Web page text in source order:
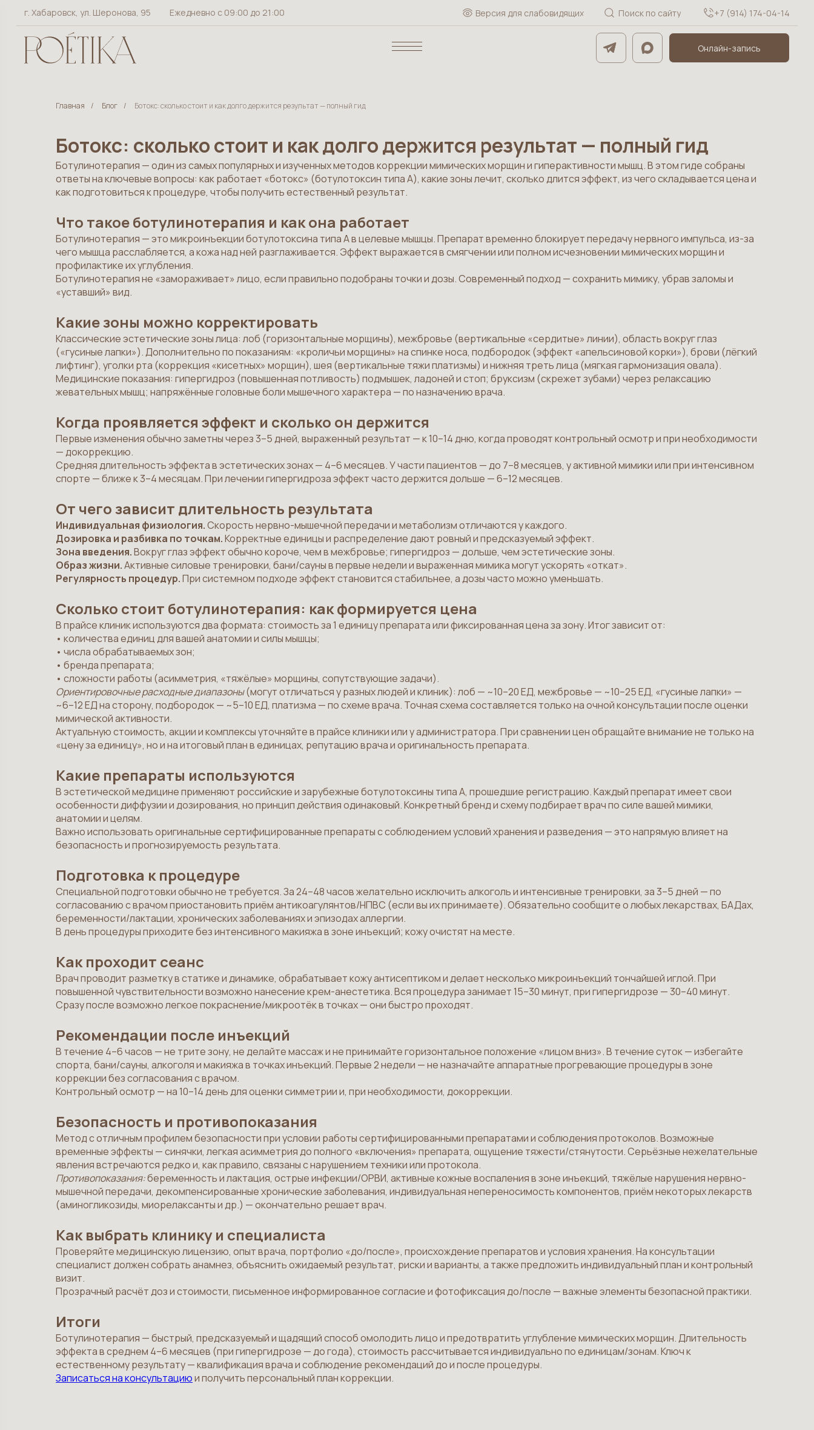
г. Хабаровск, ул. Шеронова, 95 Ежедневно с 09:00 до 21:00 +7 (914) 174-04-14
Поиск по сайту
Версия для слабовидящих
Онлайн-запись
Главная / Блог / Ботокс: сколько стоит и как долго держится результат — полный гид
Ботокс: сколько стоит и как долго держится результат — полный гид
Ботулинотерапия — один из самых популярных и изученных методов коррекции мимических морщин и гиперактивности мышц. В этом гиде собраны
ответы на ключевые вопросы: как работает «ботокс» (ботулотоксин типа А), какие зоны лечит, сколько длится эффект, из чего складывается цена и
как подготовиться к процедуре, чтобы получить естественный результат.
Что такое ботулинотерапия и как она работает
Ботулинотерапия — это микроинъекции ботулотоксина типа А в целевые мышцы. Препарат временно блокирует передачу нервного импульса, из-за
чего мышца расслабляется, а кожа над ней разглаживается. Эффект выражается в смягчении или полном исчезновении мимических морщин и
профилактике их углубления.
Ботулинотерапия не «замораживает» лицо, если правильно подобраны точки и дозы. Современный подход — сохранить мимику, убрав заломы и
«уставший» вид.
Какие зоны можно корректировать
Классические эстетические зоны лица: лоб (горизонтальные морщины), межбровье (вертикальные «сердитые» линии), область вокруг глаз
(«гусиные лапки»). Дополнительно по показаниям: «кроличьи морщины» на спинке носа, подбородок (эффект «апельсиновой корки»), брови (лёгкий
лифтинг), уголки рта (коррекция «кисетных» морщин), шея (вертикальные тяжи платизмы) и нижняя треть лица (мягкая гармонизация овала).
Медицинские показания: гипергидроз (повышенная потливость) подмышек, ладоней и стоп; бруксизм (скрежет зубами) через релаксацию
жевательных мышц; напряжённые головные боли мышечного характера — по назначению врача.
Когда проявляется эффект и сколько он держится
Первые изменения обычно заметны через 3–5 дней, выраженный результат — к 10–14 дню, когда проводят контрольный осмотр и при необходимости
— докоррекцию.
Средняя длительность эффекта в эстетических зонах — 4–6 месяцев. У части пациентов — до 7–8 месяцев, у активной мимики или при интенсивном
спорте — ближе к 3–4 месяцам. При лечении гипергидроза эффект часто держится дольше — 6–12 месяцев.
От чего зависит длительность результата
Индивидуальная физиология.Скорость нервно-мышечной передачи и метаболизм отличаются у каждого.
Дозировка и разбивка по точкам.Корректные единицы и распределение дают ровный и предсказуемый эффект.
Зона введения.Вокруг глаз эффект обычно короче, чем в межбровье; гипергидроз — дольше, чем эстетические зоны.
Образ жизни.Активные силовые тренировки, бани/сауны в первые недели и выраженная мимика могут ускорять «откат».
Регулярность процедур.При системном подходе эффект становится стабильнее, а дозы часто можно уменьшать.
Сколько стоит ботулинотерапия: как формируется цена
В прайсе клиник используются два формата: стоимость за 1 единицу препарата или фиксированная цена за зону. Итог зависит от:
• количества единиц для вашей анатомии и силы мышцы;
• числа обрабатываемых зон;
• бренда препарата;
• сложности работы (асимметрия, «тяжёлые» морщины, сопутствующие задачи).
Ориентировочные расходные диапазоны(могут отличаться у разных людей и клиник): лоб — ~10–20 ЕД, межбровье — ~10–25 ЕД, «гусиные лапки» —
~6–12 ЕД на сторону, подбородок — ~5–10 ЕД, платизма — по схеме врача. Точная схема составляется только на очной консультации после оценки
мимической активности.
Актуальную стоимость, акции и комплексы уточняйте в прайсе клиники или у администратора. При сравнении цен обращайте внимание не только на
«цену за единицу», но и на итоговый план в единицах, репутацию врача и оригинальность препарата.
Какие препараты используются
В эстетической медицине применяют российские и зарубежные ботулотоксины типа А, прошедшие регистрацию. Каждый препарат имеет свои
особенности диффузии и дозирования, но принцип действия одинаковый. Конкретный бренд и схему подбирает врач по силе вашей мимики,
анатомии и целям.
Важно использовать оригинальные сертифицированные препараты с соблюдением условий хранения и разведения — это напрямую влияет на
безопасность и прогнозируемость результата.
Подготовка к процедуре
Специальной подготовки обычно не требуется. За 24–48 часов желательно исключить алкоголь и интенсивные тренировки, за 3–5 дней — по
согласованию с врачом приостановить приём антикоагулянтов/НПВС (если вы их принимаете). Обязательно сообщите о любых лекарствах, БАДах,
беременности/лактации, хронических заболеваниях и эпизодах аллергии.
В день процедуры приходите без интенсивного макияжа в зоне инъекций; кожу очистят на месте.
Как проходит сеанс
Врач проводит разметку в статике и динамике, обрабатывает кожу антисептиком и делает несколько микроинъекций тончайшей иглой. При
повышенной чувствительности возможно нанесение крем-анестетика. Вся процедура занимает 15–30 минут, при гипергидрозе — 30–40 минут.
Сразу после возможно легкое покраснение/микроотёк в точках — они быстро проходят.
Рекомендации после инъекций
В течение 4–6 часов — не трите зону, не делайте массаж и не принимайте горизонтальное положение «лицом вниз». В течение суток — избегайте
спорта, бани/сауны, алкоголя и макияжа в точках инъекций. Первые 2 недели — не назначайте аппаратные прогревающие процедуры в зоне
коррекции без согласования с врачом.
Контрольный осмотр — на 10–14 день для оценки симметрии и, при необходимости, докоррекции.
Безопасность и противопоказания
Метод с отличным профилем безопасности при условии работы сертифицированными препаратами и соблюдения протоколов. Возможные
временные эффекты — синячки, легкая асимметрия до полного «включения» препарата, ощущение тяжести/стянутости. Серьёзные нежелательные
явления встречаются редко и, как правило, связаны с нарушением техники или протокола.
Противопоказания:беременность и лактация, острые инфекции/ОРВИ, активные кожные воспаления в зоне инъекций, тяжёлые нарушения нервно-
мышечной передачи, декомпенсированные хронические заболевания, индивидуальная непереносимость компонентов, приём некоторых лекарств
(аминогликозиды, миорелаксанты и др.) — окончательно решает врач.
Как выбрать клинику и специалиста
Проверяйте медицинскую лицензию, опыт врача, портфолио «до/после», происхождение препаратов и условия хранения. На консультации
специалист должен собрать анамнез, объяснить ожидаемый результат, риски и варианты, а также предложить индивидуальный план и контрольный
визит.
Прозрачный расчёт доз и стоимости, письменное информированное согласие и фотофиксация до/после — важные элементы безопасной практики.
Итоги
Ботулинотерапия — быстрый, предсказуемый и щадящий способ омолодить лицо и предотвратить углубление мимических морщин. Длительность
эффекта в среднем 4–6 месяцев (при гипергидрозе — до года), стоимость рассчитывается индивидуально по единицам/зонам. Ключ к
естественному результату — квалификация врача и соблюдение рекомендаций до и после процедуры.
Записаться на консультациюи получить персональный план коррекции.